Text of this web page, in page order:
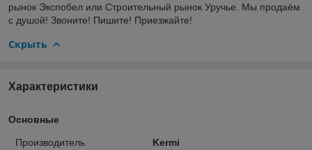
рынок Экспобел или Строительный рынок Уручье. Мы продаём
с душой! Звоните! Пишите! Приезжайте!
Скрыть
Характеристики
Основные
Производитель
Kermi